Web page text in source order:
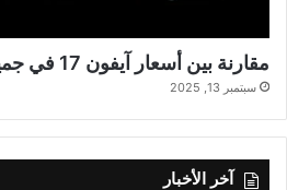
مقارنة بين أسعار آيفون 17 في جميع الدول العربية
سبتمبر 13, 2025
آخر الأخبار